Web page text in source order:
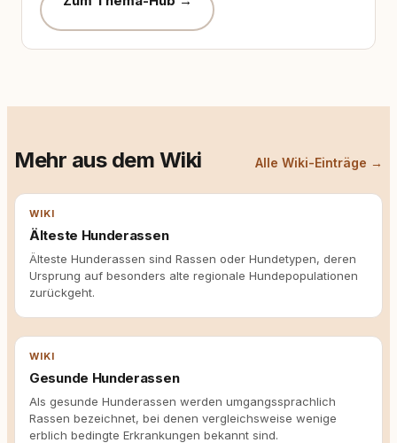
Mehr aus dem Wiki Alle Wiki-Einträge →
WIKI
Älteste Hunderassen
Älteste Hunderassen sind Rassen oder Hundetypen, deren
Ursprung auf besonders alte regionale Hundepopulationen
zurückgeht.
WIKI
Gesunde Hunderassen
Als gesunde Hunderassen werden umgangssprachlich
Rassen bezeichnet, bei denen vergleichsweise wenige
erblich bedingte Erkrankungen bekannt sind.